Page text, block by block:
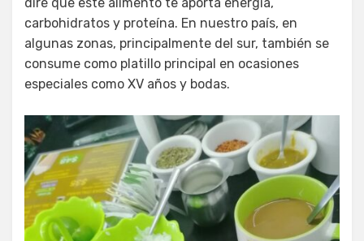
carbohidratos y proteína. En nuestro país, en
algunas zonas, principalmente del sur, también se
consume como platillo principal en ocasiones
especiales como XV años y bodas.